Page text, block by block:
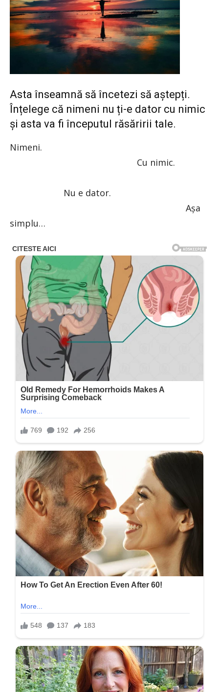
Asta înseamnă să încetezi să aștepți.
Înțelege că nimeni nu ți-e dator cu nimic
și asta va fi începutul răsăririi tale.
Nimeni.
Cu nimic.
Nu e dator.
Așa
simplu…